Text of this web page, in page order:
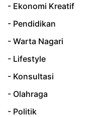
- Ekonomi Kreatif
- Pendidikan
- Warta Nagari
- Lifestyle
- Konsultasi
- Olahraga
- Politik